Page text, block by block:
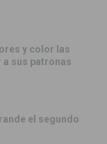
y color las
a sus patronas
el segundo